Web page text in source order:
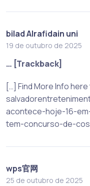
bilad Alrafidain uni
19 de outubro de 2025
… [Trackback]
[…] Find More Info
acontece-hoje-16-
tem-concurso-de-
wps官网
25 de outubro de 2025